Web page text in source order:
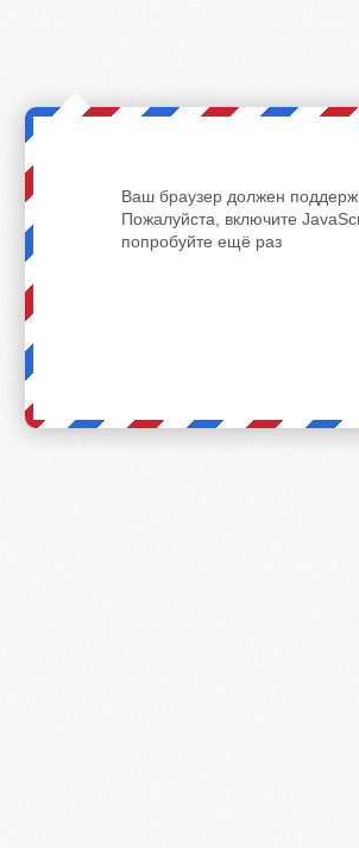
Ваш браузер должен
Пожалуйста, включите
попробуйте ещё раз